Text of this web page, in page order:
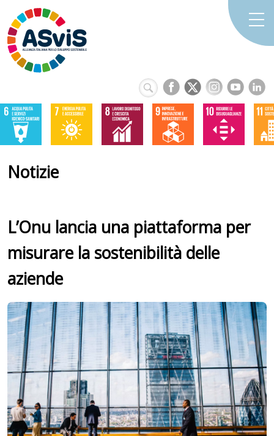
Notizie
L’Onu lancia una piattaforma per
misurare la sostenibilità delle
aziende